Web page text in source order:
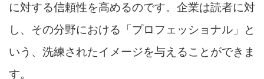
に対する信頼性を高めるのです。企業は読者に対
し、その分野における「プロフェッショナル」と
いう、洗練されたイメージを与えることができま
す。